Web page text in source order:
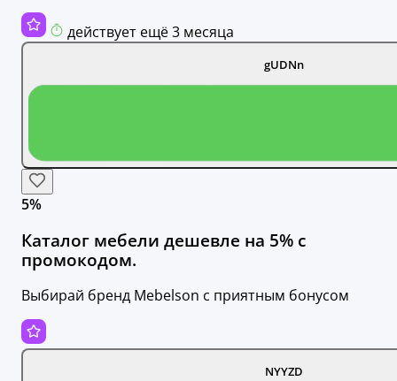
действует ещё 3 месяца
gUDNn
5%
Каталог мебели дешевле на 5% с
промокодом.
Выбирай бренд Mebelson с приятным бонусом
NYYZD